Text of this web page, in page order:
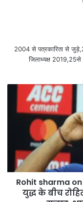
2004 से पत्रकारिता से
जिलाध्यक्ष
Rohit sharma
युद्ध के बीच